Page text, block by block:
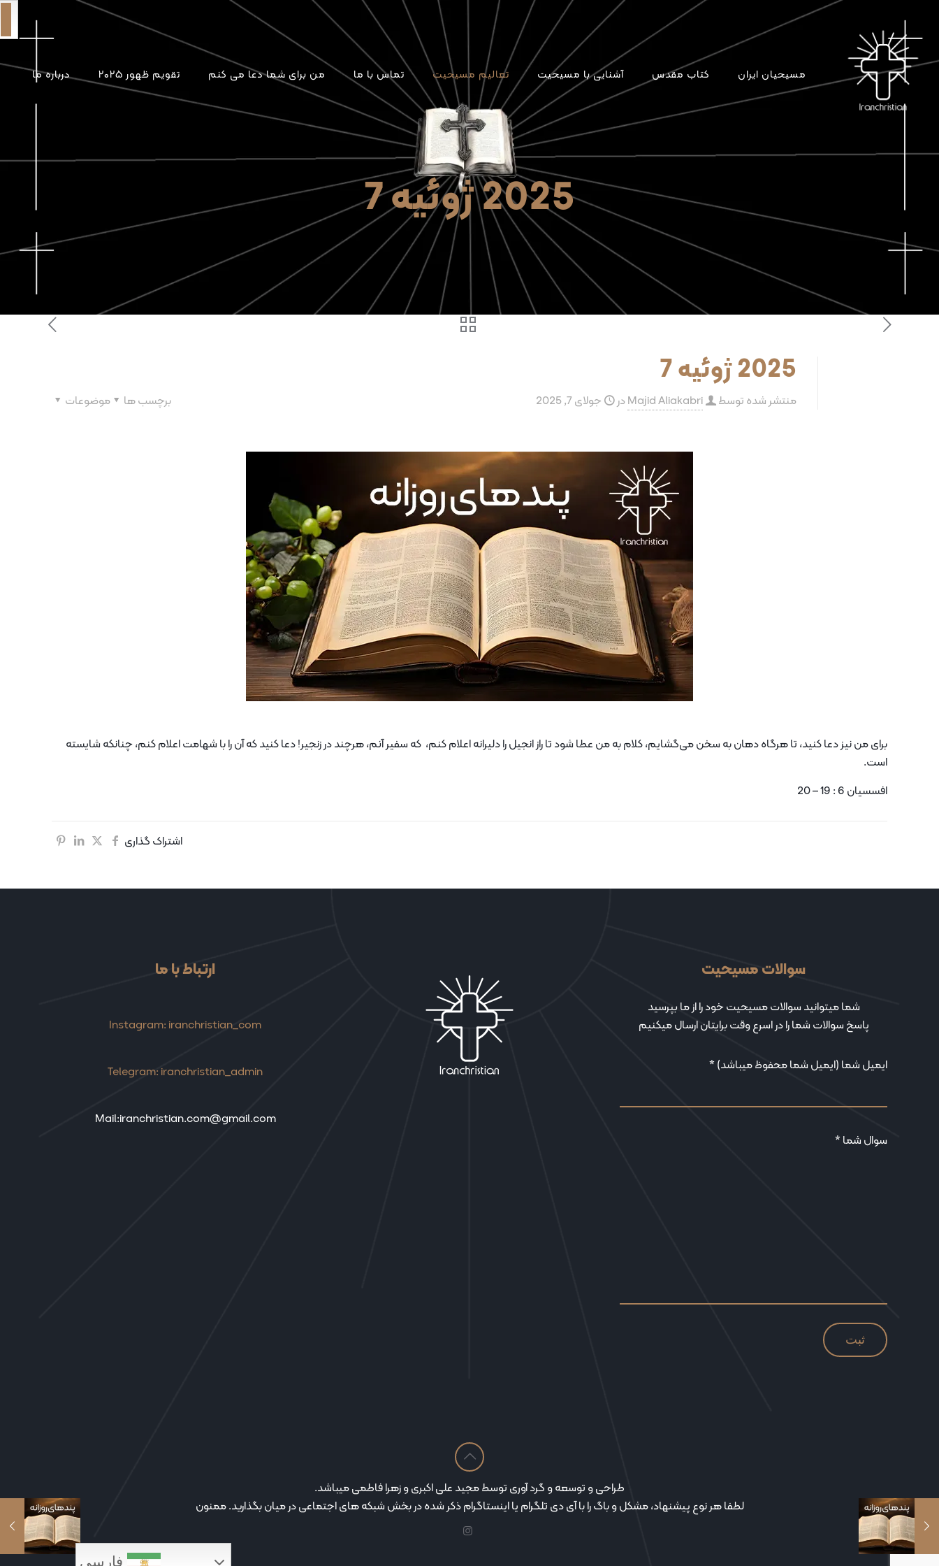
مسیحیان ایران کتاب مقدس آشنایی با مسیحیت تعالیم مسیحیت تماس با ما من برای شما دعا می کنم تقویم ظهور ۲۰۲۵ درباره ما
2025 ژوئیه 7
2025 ژوئیه 7
منتشر شده توسط Majid Aliakabriدر جولای 7, 2025 موضوعات برچسب ها
برای من نیز دعا کنید، تا هرگاه دهان به سخن می‌گشایم، کلام به من عطا شود تا راز انجیل را دلیرانه اعلام کنم، که سفیر آنم، هرچند در زنجیر! دعا کنید که آن را با شهامت اعلام کنم، چنانکه شایسته
است.
افسسیان 6 : 19 – 20
اشتراک گذاری
سوالات مسیحیت
شما میتوانید سوالات مسیحیت خود را از ما بپرسید
پاسخ سوالات شما را در اسرع وقت برایتان ارسال میکنیم
ایمیل شما (ایمیل شما محفوظ میباشد) *
سوال شما *
ارتباط با ما
Instagram: iranchristian_com
Telegram: iranchristian_admin
Mail:iranchristian.com@gmail.com
طراحی و توسعه و گرد آوری توسط مجید علی اکبری و زهرا فاطمی میباشد.
لطفا هر نوع پیشنهاد، مشکل و باگ را با آی دی تلگرام یا اینستاگرام ذکر شده در بخش شبکه های اجتماعی در میان بگذارید. ممنون
فارسی